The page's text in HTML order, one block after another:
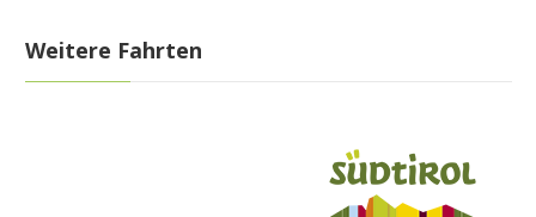
Weitere Fahrten